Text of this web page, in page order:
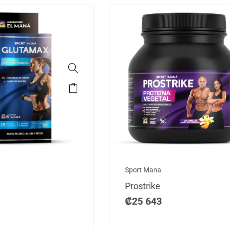
Sport Mana
Prostrike
₡25 643